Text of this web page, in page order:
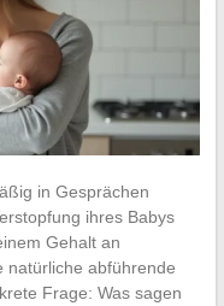
in Gesprächen
ihres Babys
Gehalt an
natürliche abführende
Frage: Was sagen